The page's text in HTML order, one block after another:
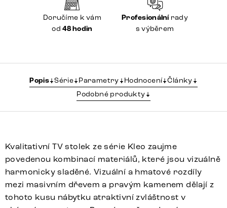
Doručíme k vám
od48 hodin
Profesionálnírady
s výběrem
Popis Série Parametry Hodnocení Články
Podobné produkty
Kvalitativní TV stolek ze série Kleo zaujme
povedenou kombinací materiálů, které jsou vizuálně
harmonicky sladěné. Vizuální a hmatové rozdíly
mezi masivním dřevem a pravým kamenem dělají z
tohoto kusu nábytku atraktivní zvláštnost v